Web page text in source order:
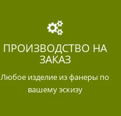
ПРОИЗВОДСТВО НА
ЗАКАЗ
Любое изделие из фанеры по
вашему эскизу